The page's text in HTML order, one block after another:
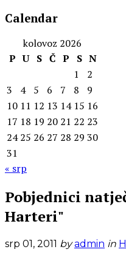
Calendar
kolovoz 2026
P U S Č P S N
1
2
3
4 5 6 7 8
9
10 11 12 13 14 15 16
17 18 19 20 21 22 23
24 25 26 27 28 29 30
31
« srp
Pobjednici
Harteri"
srp 01, 2011 by admin in